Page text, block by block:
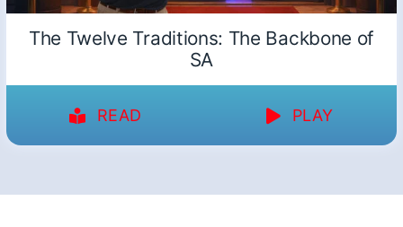
The Twelve Traditions: The Backbone of
SA
READ PLAY